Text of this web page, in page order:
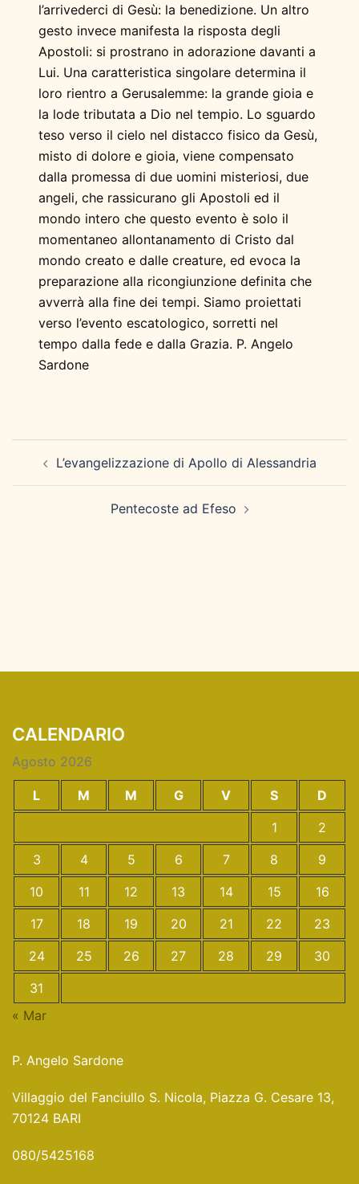
l’arrivederci di Gesù: la benedizione. Un altro
gesto invece manifesta la risposta degli
Apostoli: si prostrano in adorazione davanti a
Lui. Una caratteristica singolare determina il
loro rientro a Gerusalemme: la grande gioia e
la lode tributata a Dio nel tempio. Lo sguardo
teso verso il cielo nel distacco fisico da Gesù,
misto di dolore e gioia, viene compensato
dalla promessa di due uomini misteriosi, due
angeli, che rassicurano gli Apostoli ed il
mondo intero che questo evento è solo il
momentaneo allontanamento di Cristo dal
mondo creato e dalle creature, ed evoca la
preparazione alla ricongiunzione definita che
avverrà alla fine dei tempi. Siamo proiettati
verso l’evento escatologico, sorretti nel
tempo dalla fede e dalla Grazia. P. Angelo
Sardone
articoloL’evangelizzazione di Apollo di Alessandria
Pentecoste ad Efeso
CALENDARIO
Agosto 2026
L M M G V S
D
1
2
3
4 5 6 7 8
9
10
11 12 13 14 15
16
17
18 19 20 21 22
23
24
25 26 27 28 29
30
31
« Mar
P. Angelo Sardone
Villaggio del Fanciullo S. Nicola, Piazza G. Cesare 13,
70124 BARI
080/5425168